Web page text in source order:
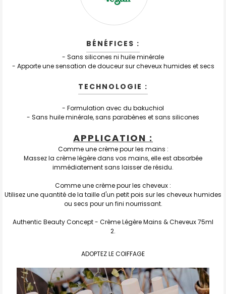
BÉNÉFICES :
- Sans silicones ni huile minérale
- Apporte une sensation de douceur sur cheveux humides et secs
TECHNOLOGIE :
- Formulation avec du bakuchiol
- Sans huile minérale, sans parabènes et sans silicones
APPLICATION :
Comme une crème pour les mains :
Massez la crème légère dans vos mains, elle est absorbée
immédiatement sans laisser de résidu.
Comme une crème pour les cheveux :
Utilisez une quantité de la taille d'un petit pois sur les cheveux humides
ou secs pour un fini nourrissant.
Authentic Beauty Concept - Crème Légère Mains & Cheveux 75ml
ADOPTEZ LE COIFFAGE